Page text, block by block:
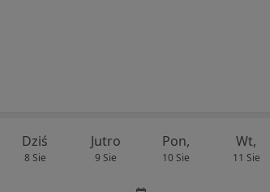
Dziś
8 Sie
Jutro
9 Sie
Pon,
10 Sie
Wt,
11 Sie